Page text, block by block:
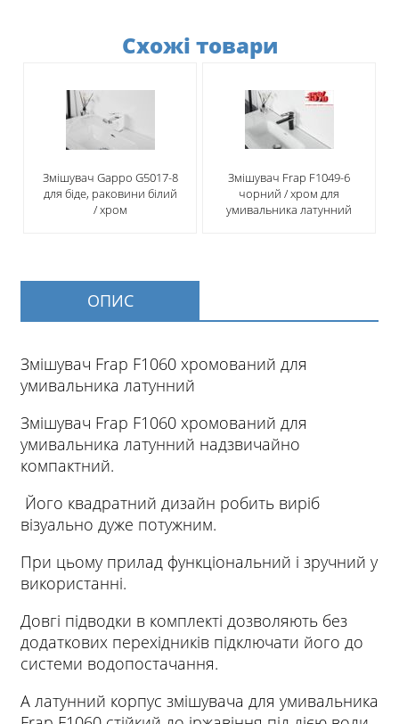
Схожі товари
Змішувач Gappo G5017-8
для біде, раковини білий
/ хром
Змішувач Frap F1049-6
чорний / хром для
умивальника латунний
ОПИС
Змішувач Frap F1060 хромований для
умивальника латунний
Змішувач Frap F1060 хромований для
умивальника латунний надзвичайно
компактний.
Його квадратний дизайн робить виріб
візуально дуже потужним.
При цьому прилад функціональний і зручний у
використанні.
Довгі підводки в комплекті дозволяють без
додаткових перехідників підключати його до
системи водопостачання.
А латунний корпус змішувача для умивальника